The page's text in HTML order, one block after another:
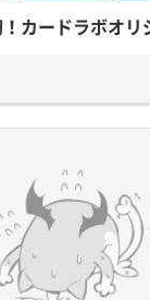
カードラボオリ